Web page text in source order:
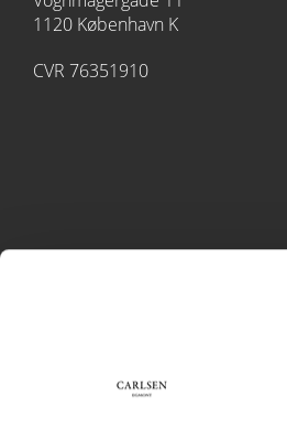
1120 København K
CVR 76351910